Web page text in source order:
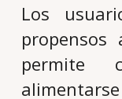
Los
permite